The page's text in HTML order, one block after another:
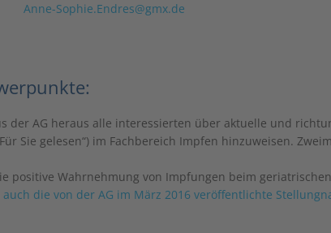
Anne-Sophie.Endres@gmx.de
der AG heraus alle interessierten über aktuelle und
Sie gelesen“) im Fachbereich Impfen hinzuweisen.
positive Wahrnehmung von Impfungen beim
auch die von der AG im März 2016 veröffentlichte